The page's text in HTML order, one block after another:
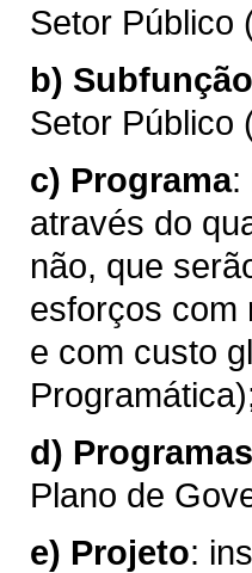
Setor Público
b) Subfunção
Setor Público
c) Programa:
através do
não, que
esforços com
e com custo
d)
Plano de
e) Projeto: